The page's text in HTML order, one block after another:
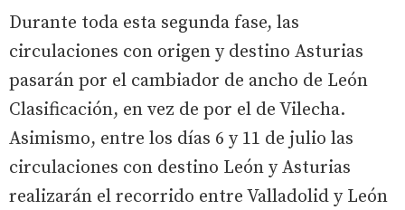
Durante toda esta segunda fase, las
circulaciones con origen y destino Asturias
pasarán por el cambiador de ancho de León
Clasificación, en vez de por el de Vilecha.
Asimismo, entre los días 6 y 11 de julio las
circulaciones con destino León y Asturias
realizarán el recorrido entre Valladolid y León